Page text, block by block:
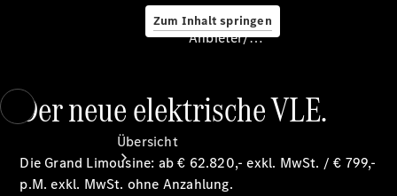
Zum Inhalt springen
Anbieter/Datenschutz
Übersicht
Anbieter/Datenschutz
Der neue elektrische VLE.
Die Grand Limousine: ab € 62.820,- exkl. MwSt. / € 799,-
p.M. exkl. MwSt. ohne Anzahlung.